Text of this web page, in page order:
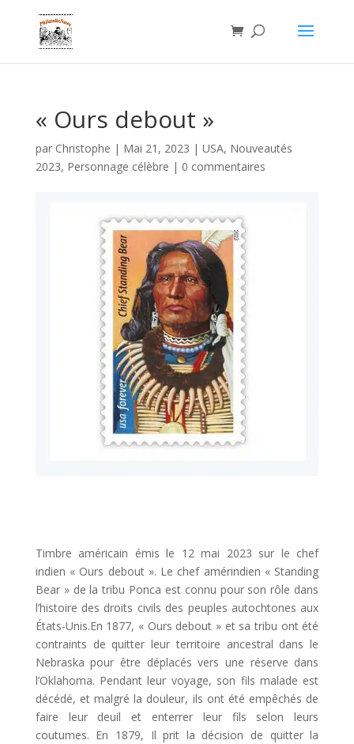
« Ours debout »
par Christophe | Mai 21, 2023 | USA, Nouveautés
2023, Personnage célèbre | 0 commentaires
Timbre américain émis le 12 mai 2023 sur le chef
indien « Ours debout ». Le chef amérindien « Standing
Bear » de la tribu Ponca est connu pour son rôle dans
l’histoire des droits civils des peuples autochtones aux
États-Unis.En 1877, « Ours debout » et sa tribu ont été
contraints de quitter leur territoire ancestral dans le
Nebraska pour être déplacés vers une réserve dans
l’Oklahoma. Pendant leur voyage, son fils malade est
décédé, et malgré la douleur, ils ont été empêchés de
faire leur deuil et enterrer leur fils selon leurs
coutumes. En 1879, Il prit la décision de quitter la